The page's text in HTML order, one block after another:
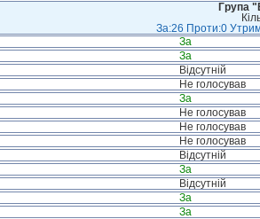
Група
За:26 Проти:0
За
За
Відсутній
Не голосував
За
Не голосував
Не голосував
Не голосував
Відсутній
За
Відсутній
За
За